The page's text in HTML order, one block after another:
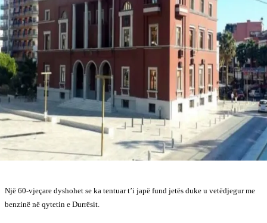
Një 60-vjeçare dyshohet se ka tentuar t’i japë fund jetës duke u vetëdjegur me
benzinë në qytetin e Durrësit.